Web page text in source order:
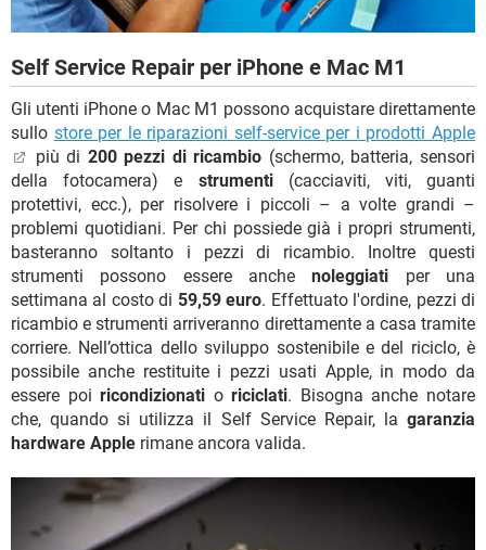
Self Service Repair per iPhone e Mac M1
Gli utenti iPhone o Mac M1 possono acquistare direttamente
sullo store per le riparazioni self-service per i prodotti Apple
più di 200 pezzi di ricambio (schermo, batteria, sensori
della fotocamera) e strumenti(cacciaviti, viti, guanti
protettivi, ecc.), per risolvere i piccoli – a volte grandi –
problemi quotidiani. Per chi possiede già i propri strumenti,
basteranno soltanto i pezzi di ricambio. Inoltre questi
strumenti possono essere anchenoleggiati per una
settimana al costo di 59,59 euro. Effettuato l'ordine, pezzi di
ricambio e strumenti arriveranno direttamente a casa tramite
corriere. Nell’ottica dello sviluppo sostenibile e del riciclo, è
possibile anche restituite i pezzi usati Apple, in modo da
essere poiricondizionati oriciclati. Bisogna anche notare
che, quando si utilizza il Self Service Repair, la garanzia
hardware Apple rimane ancora valida.